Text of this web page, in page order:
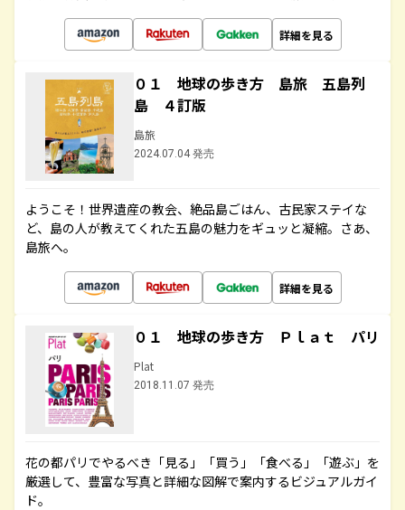
詳細を見る
０１ 地球の歩き方 島旅 五島列
島 ４訂版
島旅
2024.07.04 発売
ようこそ！世界遺産の教会、絶品島ごはん、古民家ステイな
ど、島の人が教えてくれた五島の魅力をギュッと凝縮。さあ、
島旅へ。
詳細を見る
０１ 地球の歩き方 Ｐｌａｔ パリ
Plat
2018.11.07 発売
花の都パリでやるべき「見る」「買う」「食べる」「遊ぶ」を
厳選して、豊富な写真と詳細な図解で案内するビジュアルガイ
ド。